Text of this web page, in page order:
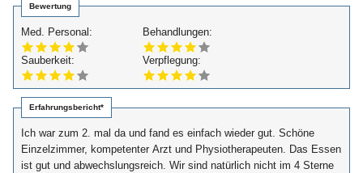
Bewertung
Med. Personal: Behandlungen:
Sauberkeit: Verpflegung:
Erfahrungsbericht*
Ich war zum 2. mal da und fand es einfach wieder gut. Schöne
Einzelzimmer, kompetenter Arzt und Physiotherapeuten. Das Essen
ist gut und abwechslungsreich. Wir sind natürlich nicht im 4 Sterne